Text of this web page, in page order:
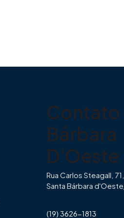
Contato
Bárbara
D'Oeste
Rua Carlos Steagall,
Santa Bárbara
(19) 3626-1813